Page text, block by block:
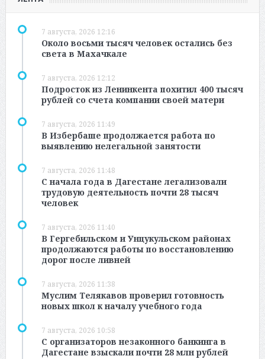
7 августа, 2026 12:16
Около восьми тысяч человек остались без
света в Махачкале
7 августа, 2026 12:12
Подросток из Ленинкента похитил 400 тысяч
рублей со счета компании своей матери
7 августа, 2026 11:49
В Избербаше продолжается работа по
выявлению нелегальной занятости
7 августа, 2026 11:48
С начала года в Дагестане легализовали
трудовую деятельность почти 28 тысяч
человек
7 августа, 2026 11:40
В Гергебильском и Унцукульском районах
продолжаются работы по восстановлению
дорог после ливней
7 августа, 2026 11:38
Муслим Телякавов проверил готовность
новых школ к началу учебного года
7 августа, 2026 10:58
С организаторов незаконного банкинга в
Дагестане взыскали почти 28 млн рублей